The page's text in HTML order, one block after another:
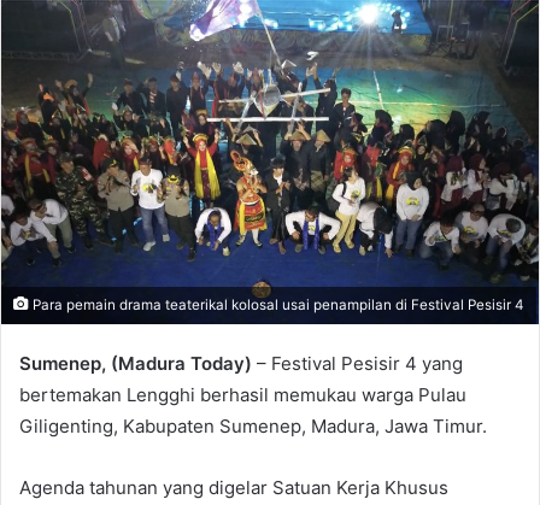
n
d
a
n
e
m
a
i
l
Para pemain drama teaterikal kolosal usai penampilan di Festival Pesisir 4
Sumenep, (Madura Today) – Festival Pesisir 4 yang
bertemakan Lengghi berhasil memukau warga Pulau
Giligenting, Kabupaten Sumenep, Madura, Jawa Timur.
Agenda tahunan yang digelar Satuan Kerja Khusus